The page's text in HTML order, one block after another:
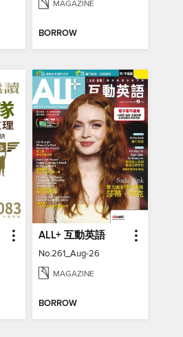
MAGAZINE
BORROW
ALL+ 互動英語
No.261_Aug-26
MAGAZINE
BORROW